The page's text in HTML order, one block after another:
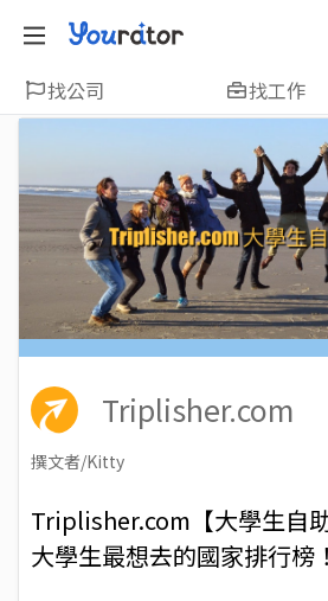
找公司 找工作
Triplisher.com
撰文者/Kitty
Triplisher.com【大學生自
大學生最想去的國家排行榜